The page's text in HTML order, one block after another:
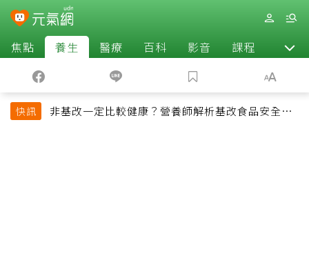
焦點 養生 醫療 百科 影音 課程 退休
快訊
非基改一定比較健康？營養師解析基改食品安全性